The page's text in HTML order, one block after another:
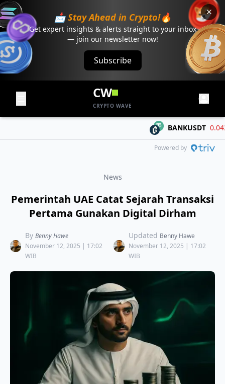
📩 Stay Ahead in Crypto!🔥
Get expert insights & alerts straight to your inbox
— join our newsletter now!
Subscribe
CW
CRYPTO WAVE
BANKUSDT 0.04303
Powered by
News
Pemerintah UAE Catat Sejarah Transaksi
Pertama Gunakan Digital Dirham
By Benny Hawe
November 12, 2025 | 17:02
WIB
Updated Benny Hawe
November 12, 2025 | 17:02
WIB